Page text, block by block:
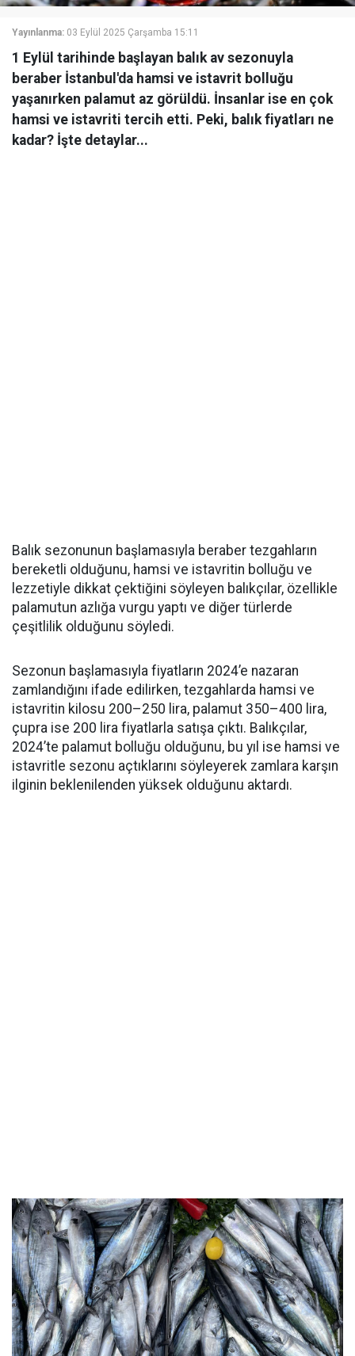
Yayınlanma: 03 Eylül 2025 Çarşamba 15:11
1 Eylül tarihinde başlayan balık av sezonuyla
beraber İstanbul'da hamsi ve istavrit bolluğu
yaşanırken palamut az görüldü. İnsanlar ise en çok
hamsi ve istavriti tercih etti. Peki, balık fiyatları ne
kadar? İşte detaylar...
Balık sezonunun başlamasıyla beraber tezgahların
bereketli olduğunu, hamsi ve istavritin bolluğu ve
lezzetiyle dikkat çektiğini söyleyen balıkçılar, özellikle
palamutun azlığa vurgu yaptı ve diğer türlerde
çeşitlilik olduğunu söyledi.
Sezonun başlamasıyla fiyatların 2024’e nazaran
zamlandığını ifade edilirken, tezgahlarda hamsi ve
istavritin kilosu 200–250 lira, palamut 350–400 lira,
çupra ise 200 lira fiyatlarla satışa çıktı. Balıkçılar,
2024’te palamut bolluğu olduğunu, bu yıl ise hamsi ve
istavritle sezonu açtıklarını söyleyerek zamlara karşın
ilginin beklenilenden yüksek olduğunu aktardı.